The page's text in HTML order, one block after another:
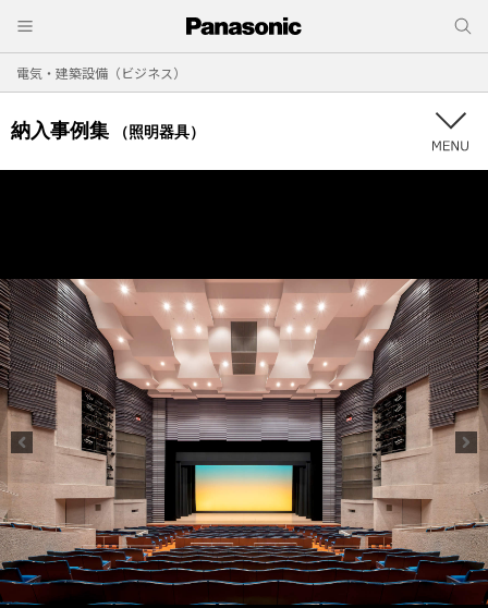
電気・建築設備（ビジネス）
納入事例集 （照明器具）